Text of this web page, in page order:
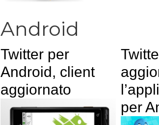
Android
Twitter per
Android, client
aggiornato
per